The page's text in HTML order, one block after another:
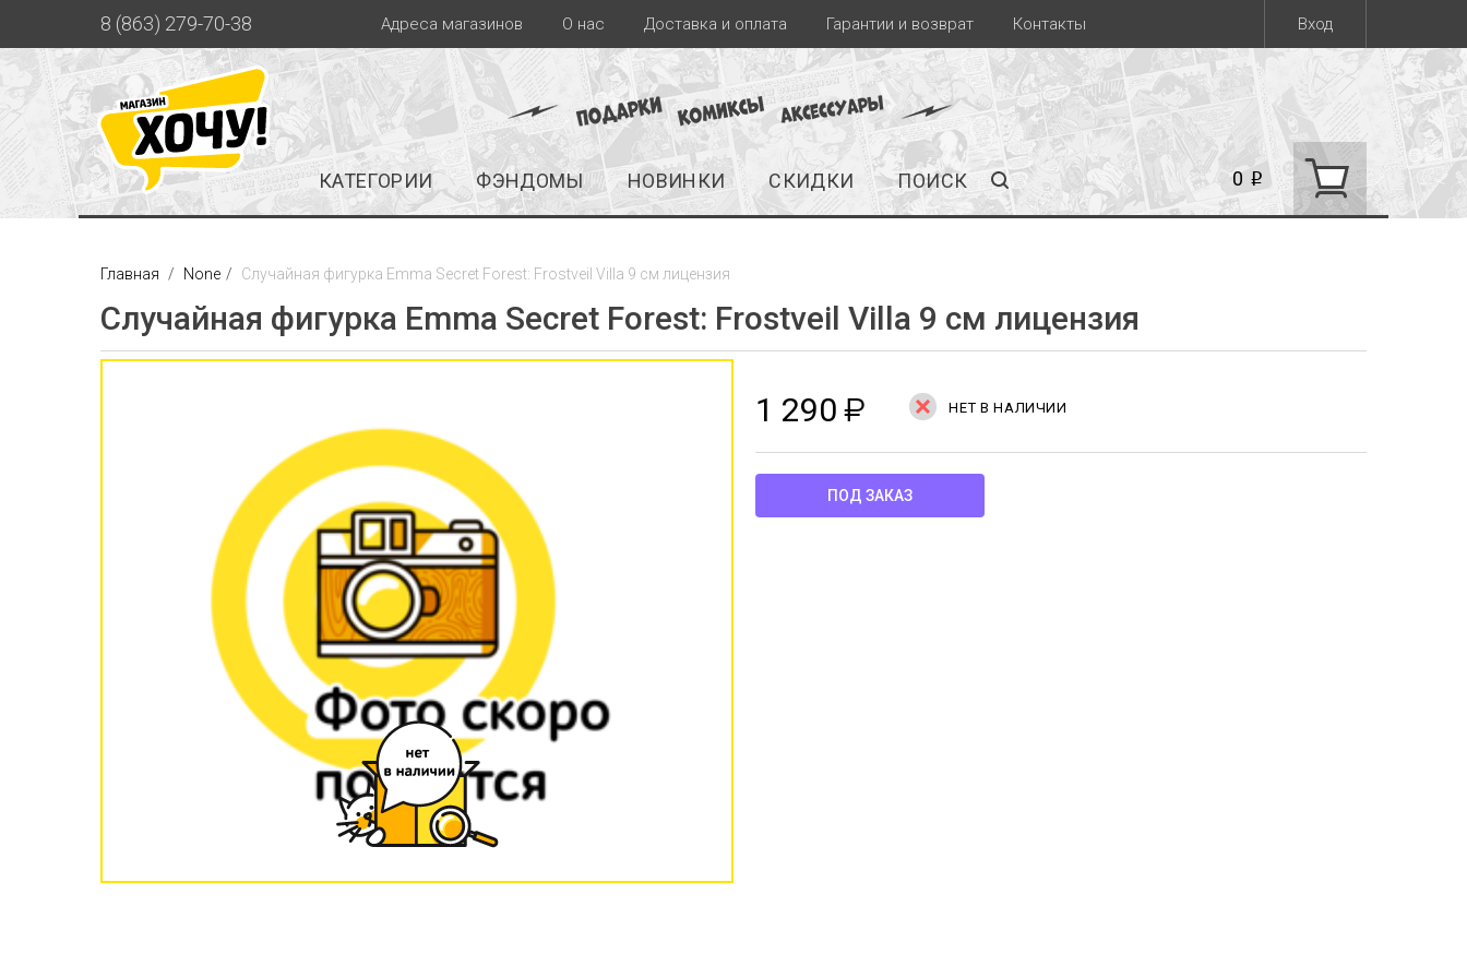
Вход
8 (863) 279-70-38 Адреса магазинов О нас Доставка и оплата Гарантии и возврат Контакты
КАТЕГОРИИ ФЭНДОМЫ НОВИНКИ СКИДКИ ПОИСК 0 i
Главная None Случайная фигурка Emma Secret Forest: Frostveil Villa 9 см лицензия
Случайная фигурка Emma Secret Forest: Frostveil Villa 9 см лицензия
1 290 ₽ НЕТ В НАЛИЧИИ
ПОД ЗАКАЗ